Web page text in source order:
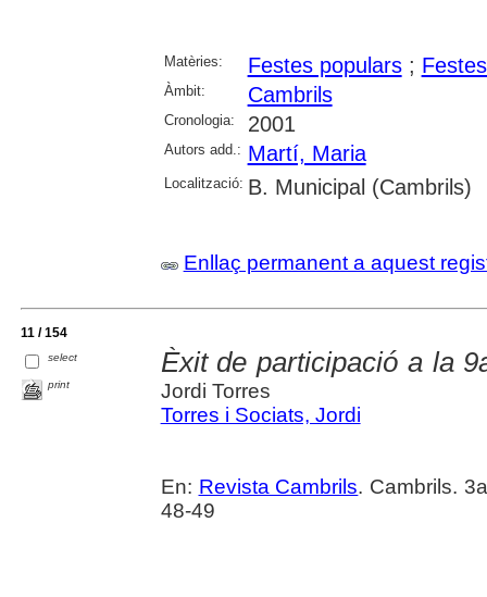
Matèries: Festes populars;
Àmbit: Cambrils
Cronologia: 2001
Autors add.: Martí, Maria
Localització: B. Municipal (Cambrils)
Enllaç permanent a aquest
11 / 154
select
print
Èxit de participació a la
Jordi Torres
Torres i Sociats, Jordi
En: Revista Cambrils. Cambrils.
48-49